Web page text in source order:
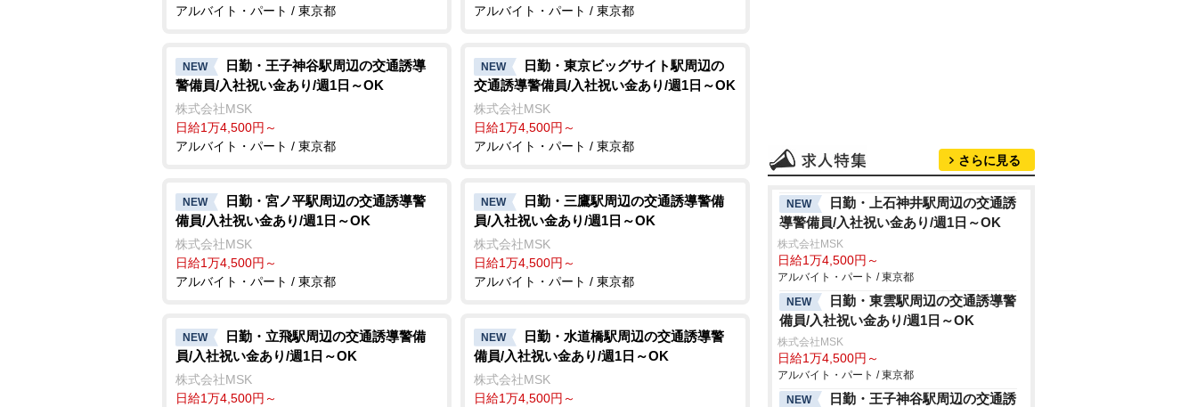
アルバイト・パート / 東京都
アルバイト・パート / 東京都
NEW
日勤・王子神谷駅周辺の交通誘導
警備員/入社祝い金あり/週1日～OK
株式会社MSK
日給1万4,500円～
アルバイト・パート / 東京都
NEW
日勤・東京ビッグサイト駅周辺の
交通誘導警備員/入社祝い金あり/週1日～OK
株式会社MSK
日給1万4,500円～
アルバイト・パート / 東京都
NEW
日勤・宮ノ平駅周辺の交通誘導警
備員/入社祝い金あり/週1日～OK
株式会社MSK
日給1万4,500円～
アルバイト・パート / 東京都
NEW
日勤・三鷹駅周辺の交通誘導警備
員/入社祝い金あり/週1日～OK
株式会社MSK
日給1万4,500円～
アルバイト・パート / 東京都
NEW
日勤・立飛駅周辺の交通誘導警備
員/入社祝い金あり/週1日～OK
株式会社MSK
日給1万4,500円～
NEW
日勤・水道橋駅周辺の交通誘導警
備員/入社祝い金あり/週1日～OK
株式会社MSK
日給1万4,500円～
さらに見る
NEW
日勤・上石神井駅周辺の交通誘
導警備員/入社祝い金あり/週1日～OK
株式会社MSK
日給1万4,500円～
アルバイト・パート / 東京都
NEW
日勤・東雲駅周辺の交通誘導警
備員/入社祝い金あり/週1日～OK
株式会社MSK
日給1万4,500円～
アルバイト・パート / 東京都
NEW
日勤・王子神谷駅周辺の交通誘